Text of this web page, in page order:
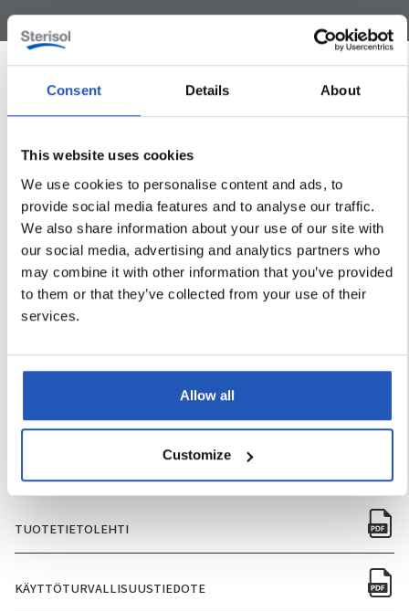
Consent Details About
This website uses cookies
We use cookies to personalise content and ads, to
provide social media features and to analyse our traffic.
We also share information about your use of our site with
our social media, advertising and analytics partners who
may combine it with other information that you’ve provided
to them or that they’ve collected from your use of their
services.
Allow all
Customize
Tuotetiedot
TUOTENUMERO
HAJUVESI ingen
PAKKAUSKOKO 100ml
MÄÄRÄ PER LAATIKKO
MÄÄRÄ PER LAVA 2520
LAATIKOIDEN MÄÄRÄ PER LAVA 210
TUOTETIETOLEHTI
KÄYTTÖTURVALLISUUSTIEDOTE